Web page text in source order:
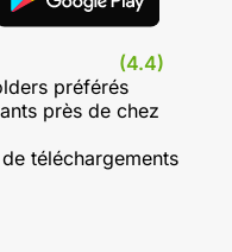
(4.4)
préférés
près de chez
téléchargements